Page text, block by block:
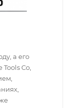
а его
Co,